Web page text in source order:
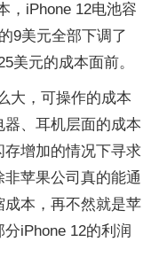
，iPhone 12电池容
9美元全部下调了
元的成本面前。
大，可操作的成本
、耳机层面的成本
增加的情况下寻求
苹果公司真的能通
本，再不然就是苹
iPhone 12的利润